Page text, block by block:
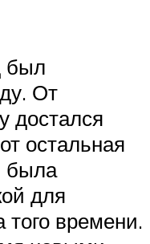
был
От
достался
остальная
была
для
того времени.